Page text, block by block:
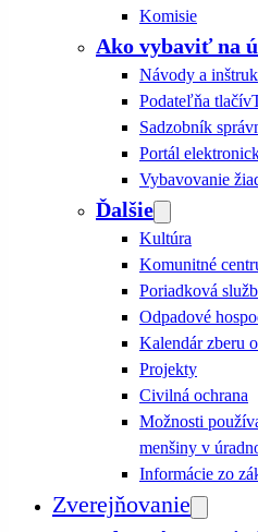
Komisie
Ako vybaviť na
Návody a
Podateľňa tlačív
Sadzobník
Portál
Vybavovanie
Ďalšie
Kultúra
Komunitné
Poriadková
Odpadové
Kalendár zberu
Projekty
Civilná ochrana
Možnosti
menšiny v
Informácie zo
Zverejňovanie